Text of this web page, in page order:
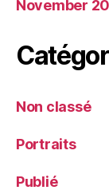
November
Non classé
Portraits
Publié